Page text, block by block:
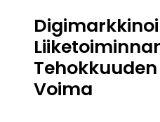
Voima